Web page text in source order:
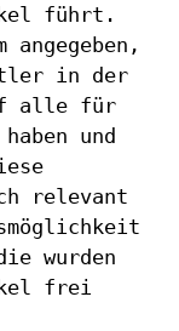
führt.
angegeben,
in der
alle für
haben und
relevant
wurden
frei